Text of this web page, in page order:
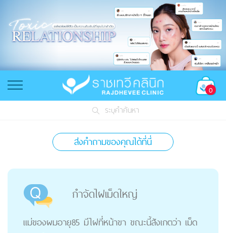
0
ระบุคำค้นหา
ส่งคำถามของคุณได้ที่นี่
กำจัดไฝเม็ดใหญ่
แม่ของผมอายุ85 มีไฝที่หน้าขา ขณะนี้สังเกตว่า เม็ด